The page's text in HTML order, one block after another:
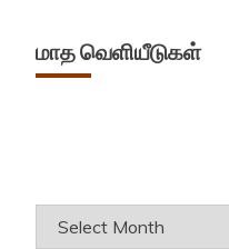
மாத வெளியீடுகள்
Archives